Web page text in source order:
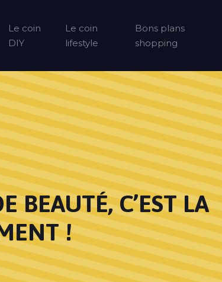
Le coin
DIY
Le coin
lifestyle
Bons plans
shopping
BEAUTÉ, C’EST LA
!